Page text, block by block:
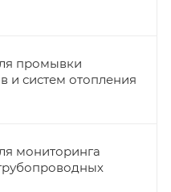
промывки
и систем отопления
мониторинга